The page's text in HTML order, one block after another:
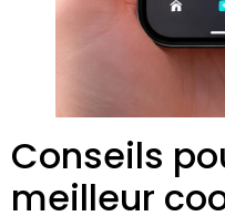
Conseils
meilleur